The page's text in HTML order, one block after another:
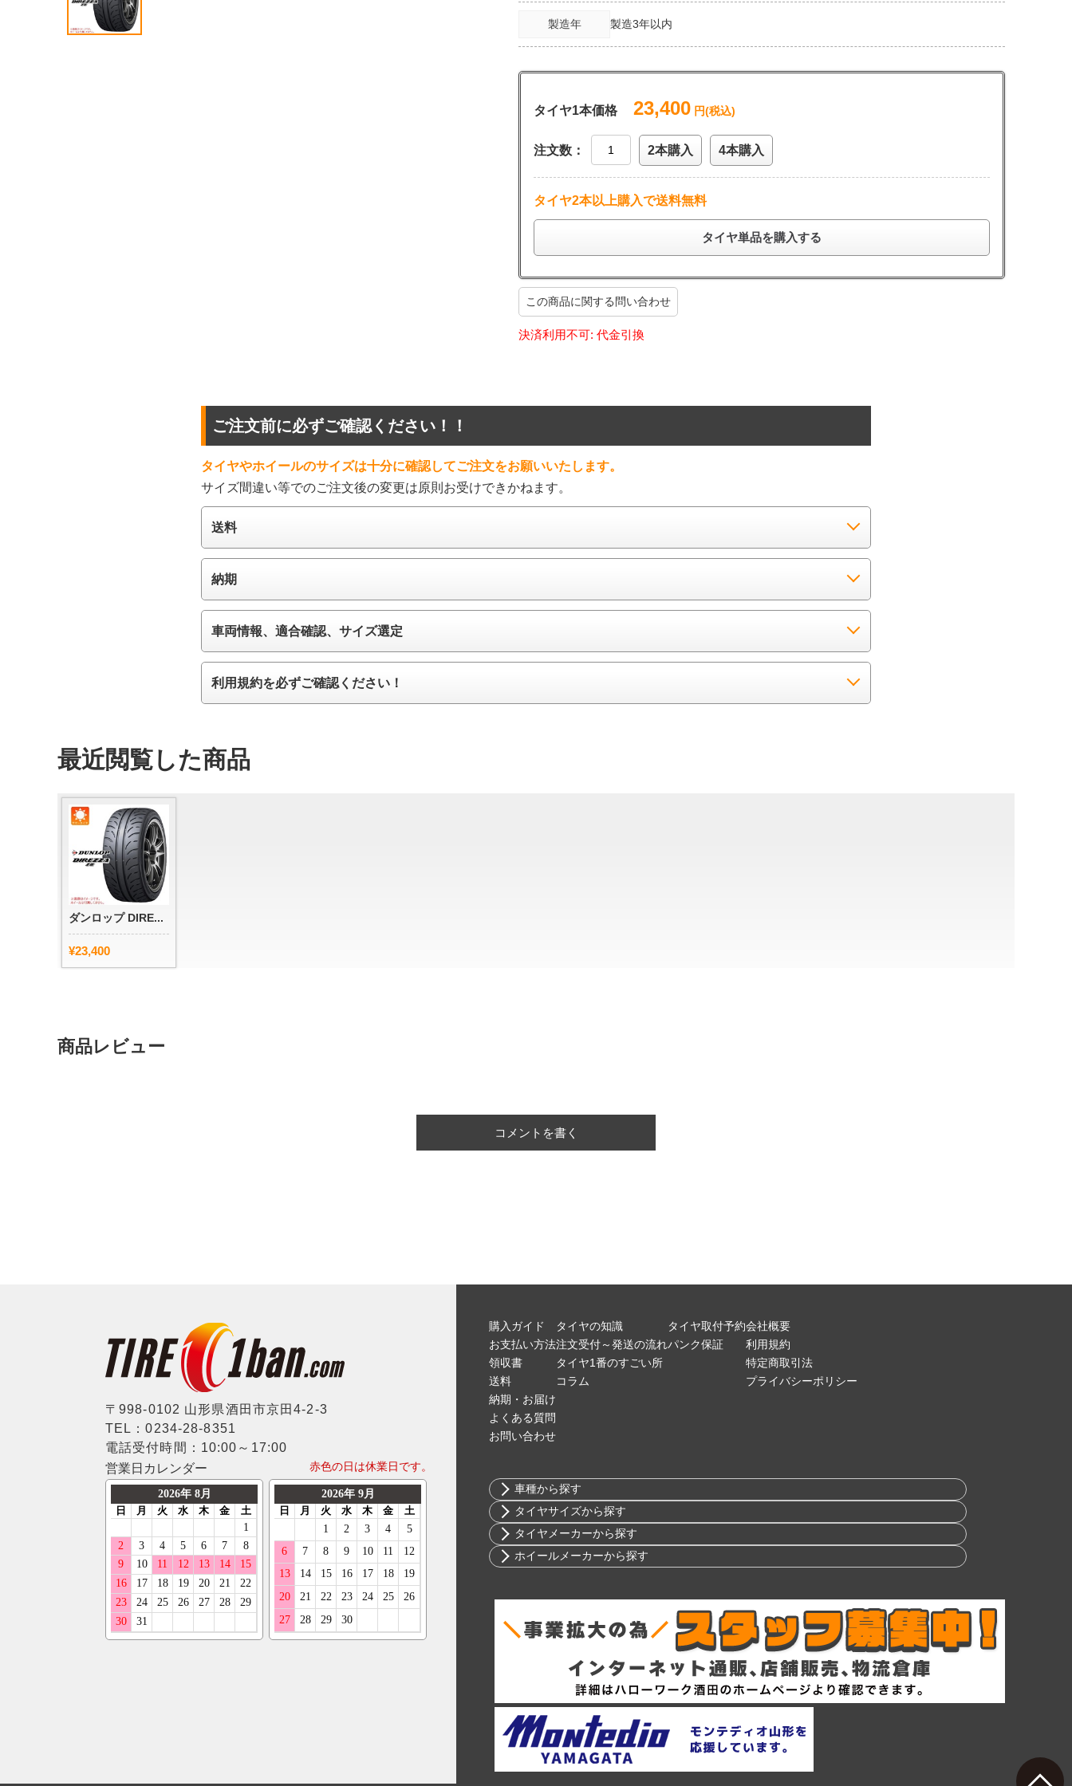
製造年 製造3年以内
タイヤ1本価格 23,400 円(税込)
注文数： 2本購入 4本購入
タイヤ2本以上購入で送料無料
タイヤ単品を購入する
この商品に関する問い合わせ
決済利用不可: 代金引換
ご注文前に必ずご確認ください！！
タイヤやホイールのサイズは十分に確認してご注文をお願いいたします。
サイズ間違い等でのご注文後の変更は原則お受けできかねます。
送料
納期
車両情報、適合確認、サイズ選定
利用規約を必ずご確認ください！
最近閲覧した商品
ダンロップ DIRE...
¥23,400
商品レビュー
コメントを書く
〒998-0102 山形県酒田市京田4-2-3
TEL：0234-28-8351
電話受付時間：10:00～17:00
営業日カレンダー
赤色の日は休業日です。
購入ガイド
お支払い方法
領収書
送料
納期・お届け
よくある質問
お問い合わせ
タイヤの知識
注文受付～発送の流れ
タイヤ1番のすごい所
コラム
タイヤ取付予約
パンク保証
会社概要
利用規約
特定商取引法
プライバシーポリシー
車種から探す
トヨタ
ニッサン
ホンダ
マツダ
ミツビシ
スズキ
アルファロメオ
アウディ
BMW
タイヤサイズから探す
10インチ
12インチ
14インチ
15インチ
16インチ
19インチ
20インチ
21インチ
タイヤメーカーから探す
ブリヂストン
ヨコハマ
ダンロップ
ピレリ
コンチネンタル
グッドイヤー
トーヨー
ファルケン
ハンコック
ホイールメーカーから探す
AKUT
Advanti Racing
APIO
ABE SHOKAI
American Racing
IMPUL
Balken